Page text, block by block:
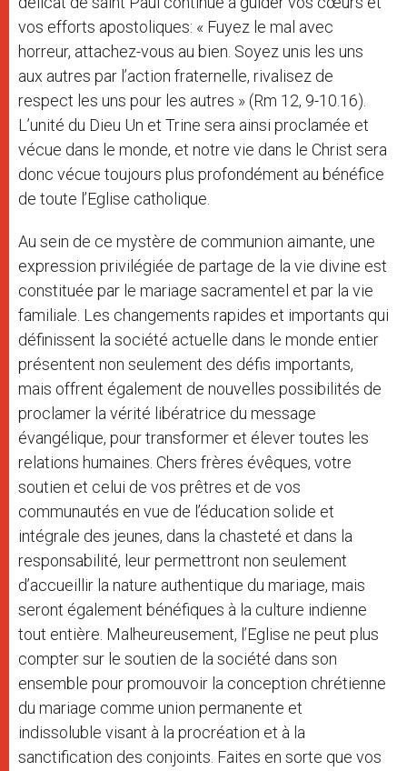
vos efforts apostoliques: « Fuyez le mal avec
horreur, attachez-vous au bien. Soyez unis les uns
aux autres par l’action fraternelle, rivalisez de
respect les uns pour les autres » (Rm 12, 9-10.16).
L’unité du Dieu Un et Trine sera ainsi proclamée et
vécue dans le monde, et notre vie dans le Christ sera
donc vécue toujours plus profondément au bénéfice
de toute l’Eglise catholique.
Au sein de ce mystère de communion aimante, une
expression privilégiée de partage de la vie divine est
constituée par le mariage sacramentel et par la vie
familiale. Les changements rapides et importants qui
définissent la société actuelle dans le monde entier
présentent non seulement des défis importants,
mais offrent également de nouvelles possibilités de
proclamer la vérité libératrice du message
évangélique, pour transformer et élever toutes les
relations humaines. Chers frères évêques, votre
soutien et celui de vos prêtres et de vos
communautés en vue de l’éducation solide et
intégrale des jeunes, dans la chasteté et dans la
responsabilité, leur permettront non seulement
d’accueillir la nature authentique du mariage, mais
seront également bénéfiques à la culture indienne
tout entière. Malheureusement, l’Eglise ne peut plus
compter sur le soutien de la société dans son
ensemble pour promouvoir la conception chrétienne
du mariage comme union permanente et
indissoluble visant à la procréation et à la
sanctification des conjoints. Faites en sorte que vos